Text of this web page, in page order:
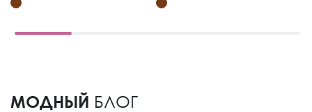
МОДНЫЙ БЛОГ